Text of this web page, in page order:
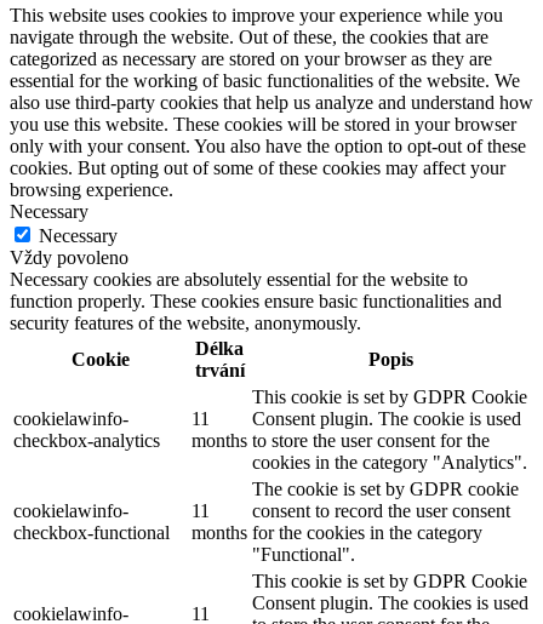
This website uses cookies to improve your experience while you
navigate through the website. Out of these, the cookies that are
categorized as necessary are stored on your browser as they are
essential for the working of basic functionalities of the website. We
also use third-party cookies that help us analyze and understand how
you use this website. These cookies will be stored in your browser
only with your consent. You also have the option to opt-out of these
cookies. But opting out of some of these cookies may affect your
browsing experience.
Necessary
Necessary
Vždy povoleno
Necessary cookies are absolutely essential for the website to
function properly. These cookies ensure basic functionalities and
security features of the website, anonymously.
Cookie
Délka
trvání
Popis
cookielawinfo-
checkbox-analytics
11
months
This cookie is set by GDPR Cookie
Consent plugin. The cookie is used
to store the user consent for the
cookies in the category "Analytics".
cookielawinfo-
checkbox-functional
11
months
The cookie is set by GDPR cookie
consent to record the user consent
for the cookies in the category
"Functional".
cookielawinfo-
11
This cookie is set by GDPR Cookie
Consent plugin. The cookies is used